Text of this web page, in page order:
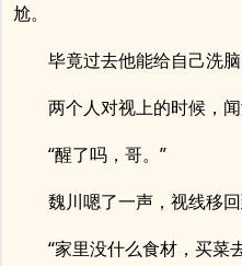
尬。
毕竟过去他能给自己洗
两个人对视上的时候，
“醒了吗，哥。”
魏川嗯了一声，视线移
“家里没什么食材，买菜